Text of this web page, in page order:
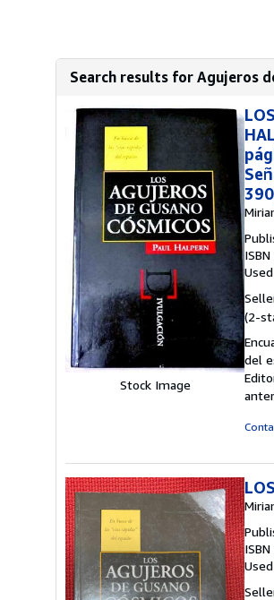
Search results for Agujeros
Stock Image
Used
(2-
del
Used